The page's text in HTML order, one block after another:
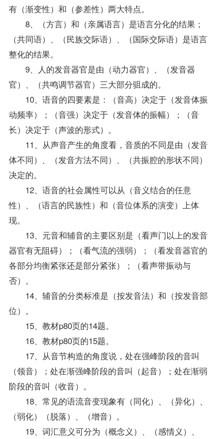
有（渐变性）和（参差性）两大特点。
8、（方言）和（亲属语言）是语言分化的结果；
（共同语）、（民族交际语）、（国际交际语）是语言
整化的结果。
9、人的发音器官是由（动力器官）、（发音器
官）、（共鸣调节器官）三大部分驵成的。
10、语音的四要素是：（音高）决定于（发音体振
动频率）；（音强）决定于（发音体的振幅）；（音
长）决定于（声波的形式）。
11、从声音产生的角度看，音质的不同是由（发音
体不同）、（发音方法不同）、（共振腔的形状不同）
决定的。
12、语音的社会属性可以从（音义结合的任意
性）、（语言的民族性）和（音位体系的演变）上体
现。
13、元音和辅音的主要区别是（看声门以上的发音
器官有无阻碍）；（看气流的强弱）；（看发音器官的
各部分均衡紧张还是部分紧张）；（看声带振动与
否）。
14、辅音的分类标准是（按发音法）和（按发音部
位）。
15、 教材p80页的14题。
16、 教材p80页的15题。
17、从音节构造的角度说，处在强峰阶段的音叫
（领音）；处在渐强峰阶段的音叫（起音）；处在渐弱
阶段的音叫（收音）。
18、常见的语流音变现象有（同化）、（异化）、
（弱化）（脱落）、（增音）。
19、词汇意义可分为（概念义）、（感情义）、